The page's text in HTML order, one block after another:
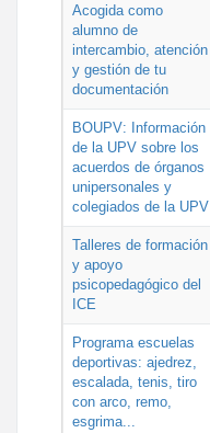
Acogida como
alumno de
intercambio, atención
y gestión de tu
documentación
BOUPV: Información
de la UPV sobre los
acuerdos de órganos
unipersonales y
colegiados de la UPV
Talleres de formación
y apoyo
psicopedagógico del
ICE
Programa escuelas
deportivas: ajedrez,
escalada, tenis, tiro
con arco, remo,
esgrima...